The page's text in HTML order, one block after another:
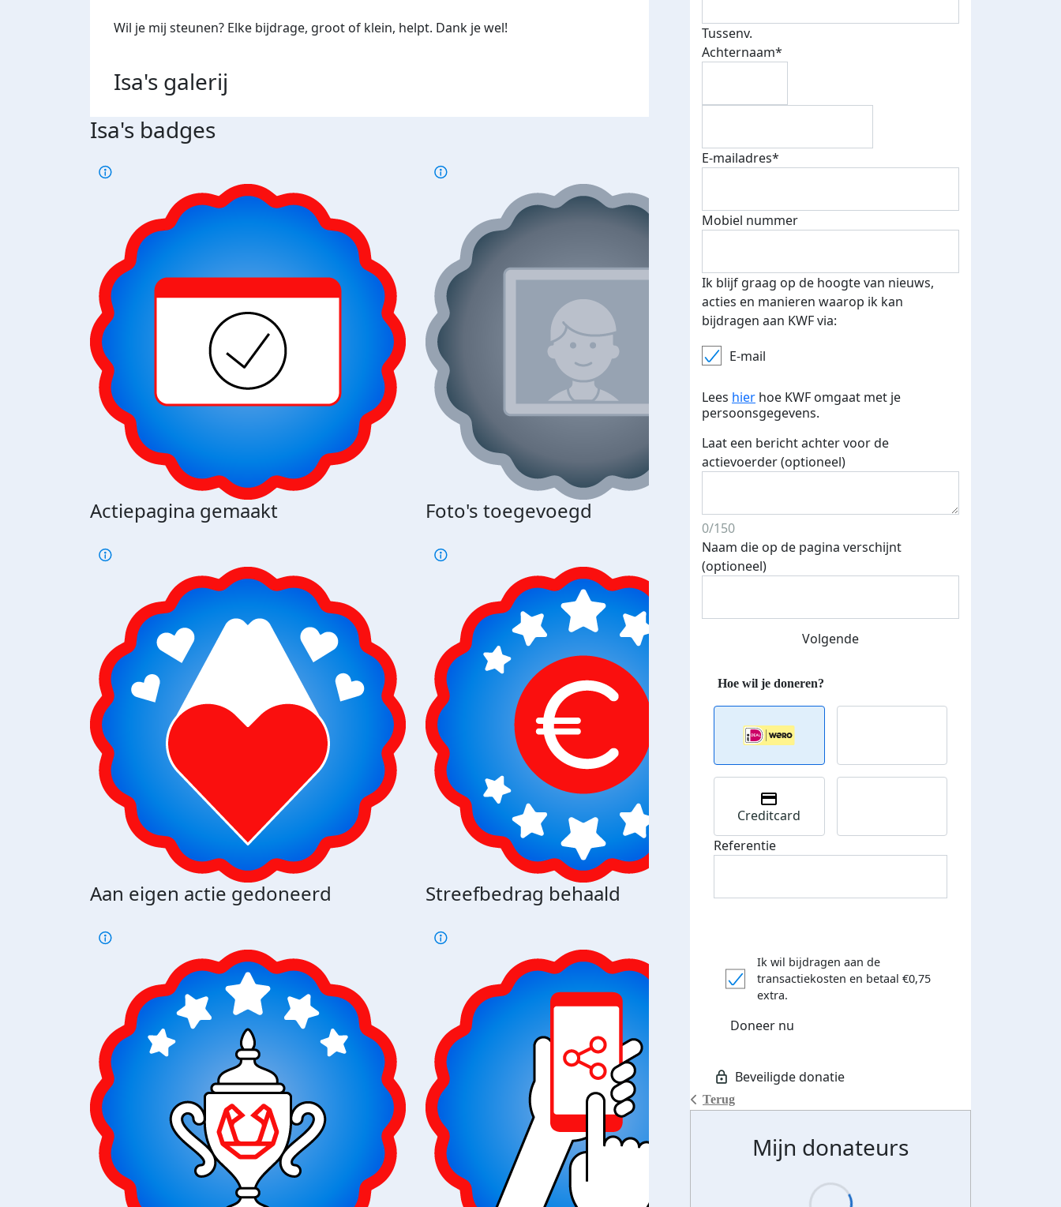
Wil je mij steunen? Elke bijdrage, groot of klein, helpt. Dank je wel!
Isa's galerij
Isa's badges
Actiepagina gemaakt Foto's toegevoegd E-mails verstuurd
Aan eigen actie gedoneerd Streefbedrag behaald Streefbedrag verhoogd
€500 euro opgehaald: t-shirt
verdiend
Tussenv.
Achternaam*
E-mailadres*
Mobiel nummer
Ik blijf graag op de hoogte van nieuws,
acties en manieren waarop ik kan
bijdragen aan KWF via:
E-mail
Lees hier hoe KWF omgaat met je
persoonsgegevens.
Laat een bericht achter voor de
actievoerder (optioneel)
0/150
Naam die op de pagina verschijnt
(optioneel)
Volgende
Terug
Creditcard
Referentie
Ik wil bijdragen aan de
transactiekosten en betaal €0,75
extra.
Doneer nu
Mijn donateurs